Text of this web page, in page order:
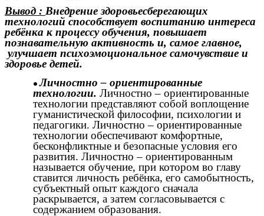
Вывод : Внедрение здоровьесберегающих
технологий способствует воспитанию интереса
ребёнка к процессу обучения, повышает
познавательную активность и, самое главное,
улучшает психоэмоциональное самочувствие и
здоровье детей.
Личностно – ориентированные
технологии. Личностно – ориентированные
технологии представляют собой воплощение
гуманистической философии, психологии и
педагогики. Личностно – ориентированные
технологии обеспечивают комфортные,
бесконфликтные и безопасные условия его
развития. Личностно – ориентированным
называется обучение, при котором во главу
ставится личность ребёнка, его самобытность,
субъектный опыт каждого сначала
раскрывается, а затем согласовывается с
содержанием образования.